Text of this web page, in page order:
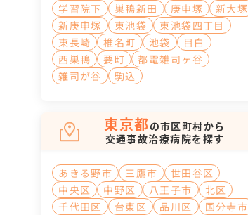
学習院下
巣鴨新田 庚申塚
新大塚
新庚申塚
東池袋
東池袋四丁目
東長崎
椎名町 池袋
目白
西巣鴨
要町
都電雑司ヶ谷
雑司が谷
駒込
東京都の市区町村から
交通事故治療病院を探す
あきる野市 三鷹市
世田谷区
中央区
中野区 八王子市
北区
千代田区
台東区 品川区
国分寺市